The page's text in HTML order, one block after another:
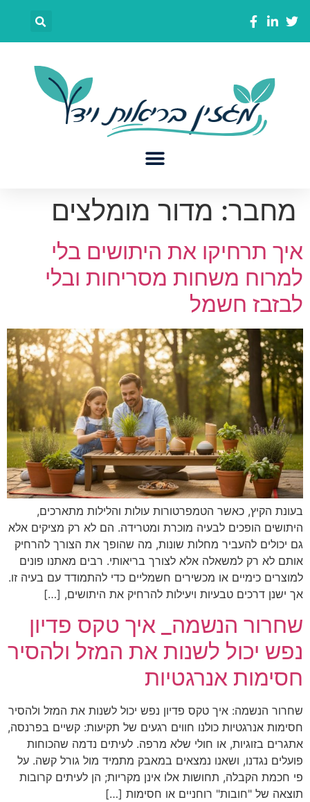
מחבר: מדור מומלצים
איך תרחיקו את היתושים בלי
למרוח משחות מסריחות ובלי
לבזבז חשמל
בעונת הקיץ, כאשר הטמפרטורות עולות והלילות מתארכים,
היתושים הופכים לבעיה מוכרת ומטרידה. הם לא רק מציקים אלא
גם יכולים להעביר מחלות שונות, מה שהופך את הצורך להרחיק
אותם לא רק למשאלה אלא לצורך בריאותי. רבים מאתנו פונים
למוצרים כימיים או מכשירים חשמליים כדי להתמודד עם בעיה זו.
אך ישנן דרכים טבעיות ויעילות להרחיק את היתושים, […]
שחרור הנשמה_ איך טקס פדיון
נפש יכול לשנות את המזל ולהסיר
חסימות אנרגטיות
שחרור הנשמה: איך טקס פדיון נפש יכול לשנות את המזל ולהסיר
חסימות אנרגטיות כולנו חווים רגעים של תקיעות: קשיים בפרנסה,
אתגרים בזוגיות, או חולי שלא מרפה. לעיתים נדמה שהכוחות
פועלים נגדנו, ושאנו נמצאים במאבק מתמיד מול גורל קשה. על
פי חכמת הקבלה, תחושות אלו אינן מקריות; הן לעיתים קרובות
תוצאה של "חובות" רוחניים או חסימות […]